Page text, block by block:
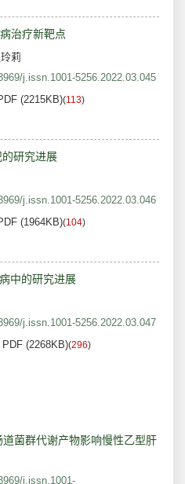
治疗新靶点
莉
j.issn.1001-5256.2022.03.045
(2215KB)(113)
研究进展
j.issn.1001-5256.2022.03.046
(1964KB)(104)
中的研究进展
j.issn.1001-5256.2022.03.047
PDF (2268KB)(296)
道菌群代谢产物影响慢性乙型肝
j.issn.1001-